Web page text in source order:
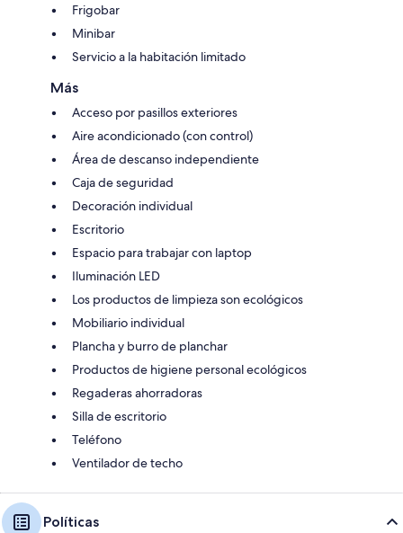
Frigobar
Minibar
Servicio a la habitación limitado
Más
Acceso por pasillos exteriores
Aire acondicionado (con control)
Área de descanso independiente
Caja de seguridad
Decoración individual
Escritorio
Espacio para trabajar con laptop
Iluminación LED
Los productos de limpieza son ecológicos
Mobiliario individual
Plancha y burro de planchar
Productos de higiene personal ecológicos
Regaderas ahorradoras
Silla de escritorio
Teléfono
Ventilador de techo
Políticas